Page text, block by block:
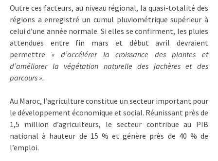
Outre ces facteurs, au niveau régional, la quasi-totalité des
régions a enregistré un cumul pluviométrique supérieur à
celui d’une année normale. Si elles se confirment, les pluies
attendues entre fin mars et début avril devraient
permettre « d’accélérer la croissance des plantes et
d’améliorer la végétation naturelle des jachères et des
parcours ».
Au Maroc, l’agriculture constitue un secteur important pour
le développement économique et social. Réunissant près de
1,5 million d’agriculteurs, le secteur contribue au PIB
national à hauteur de 15 % et génère près de 40 % de
l’emploi.